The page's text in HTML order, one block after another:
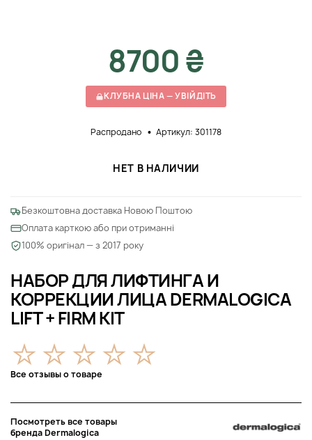
НАБОР ДЛЯ ЛИФТИНГА И
КОРРЕКЦИИ ЛИЦА DERMALOGICA
LIFT + FIRM KIT
Все отзывы о товаре
Посмотреть все товары
бренда Dermalogica
8700 ₴
КЛУБНА ЦІНА — УВІЙДІТЬ
Распродано Артикул: 301178
НЕТ В НАЛИЧИИ
Безкоштовна доставка Новою Поштою
Оплата карткою або при отриманні
100% оригінал — з 2017 року